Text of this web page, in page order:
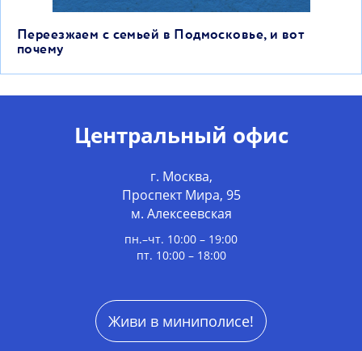
Переезжаем с семьей в Подмосковье, и вот
почему
Центральный офис
г. Москва,
Проспект Мира, 95
м. Алексеевская
пн.–чт. 10:00 – 19:00
пт. 10:00 – 18:00
Живи в миниполисе!